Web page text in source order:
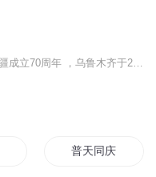
普天同庆